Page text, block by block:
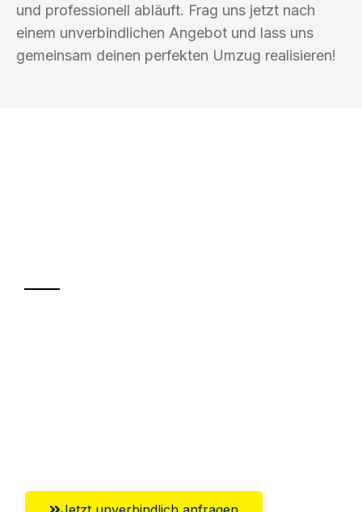
und professionell abläuft. Frag uns jetzt nach
einem unverbindlichen Angebot und lass uns
gemeinsam deinen perfekten Umzug realisieren!